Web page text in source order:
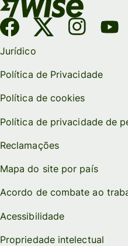
Jurídico
Política de Privacidade
Política de cookies
Política de privacidade de
Reclamações
Mapa do site por país
Acordo de combate ao
Acessibilidade
Propriedade intelectual